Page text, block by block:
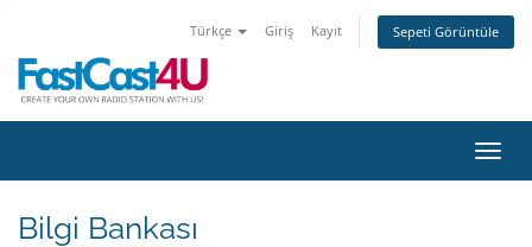
Türkçe Giriş Kayıt Sepeti Görüntüle
Bilgi Bankası